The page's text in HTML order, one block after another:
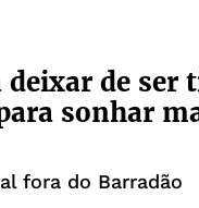
de ser
sonhar
fora do Barradão